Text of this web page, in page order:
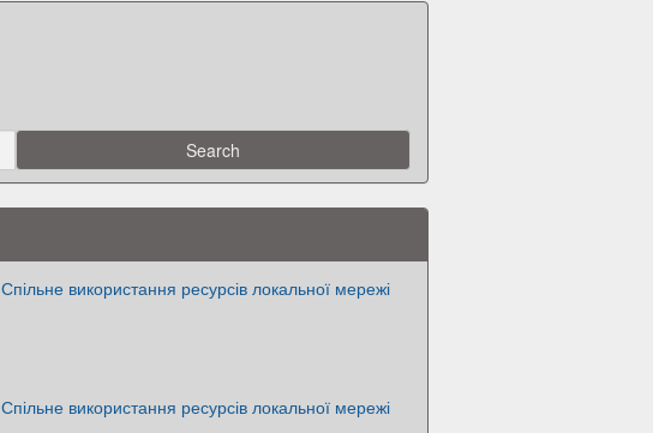
Спільне використання ресурсів локальної мережі
Спільне використання ресурсів локальної мережі